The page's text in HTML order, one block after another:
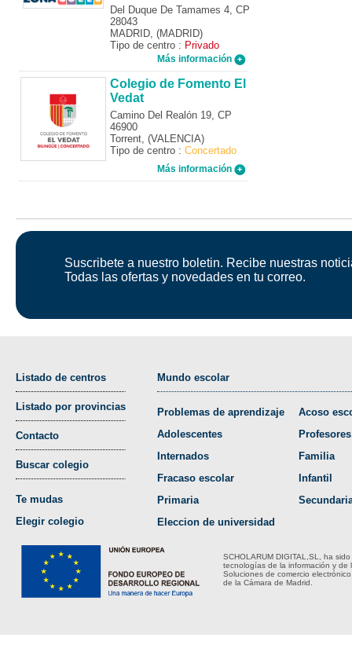
Del Duque De Tamames 4, CP
28043
MADRID, (MADRID)
Tipo de centro : Privado
Más información
Colegio de Fomento El
Vedat
Camino Del Realón 19, CP
46900
Torrent, (VALENCIA)
Tipo de centro : Concertado
Más información
Suscribete a nuestro boletin. Recibe nuestras
Todas las ofertas y novedades en tu correo.
Listado de centros
Listado por provincias
Contacto
Buscar colegio
Te mudas
Elegir colegio
Mundo escolar
Problemas de aprendizaje
Adolescentes
Internados
Fracaso escolar
Primaria
Eleccion de universidad
Acoso
Profesores
Familia
Infantil
SCHOLARUM DIGITAL,SL, ha
tecnologías de la información y de
Soluciones de comercio
de la Cámara de Madrid.